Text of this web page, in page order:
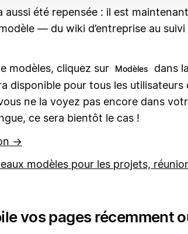
aussi été repensée : il est
— du wiki d’entreprise au suivi
modèles, cliquez sur
Modèles
dans
disponible pour tous les utilisateurs
ne la voyez pas encore dans
ce sera bientôt le cas !
→
modèles pour les projets,
vos pages récemment